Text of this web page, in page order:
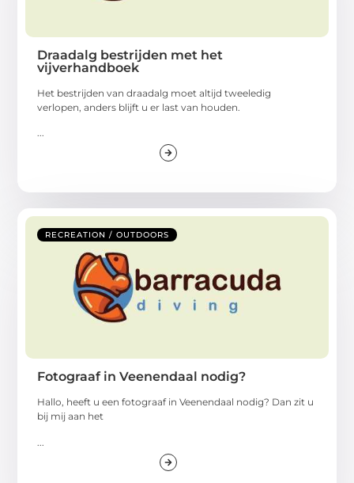
Draadalg bestrijden met het
vijverhandboek
Het bestrijden van draadalg moet altijd tweeledig
verlopen, anders blijft u er last van houden.
...
RECREATION / OUTDOORS
Fotograaf in Veenendaal nodig?
Hallo, heeft u een fotograaf in Veenendaal nodig? Dan zit u
bij mij aan het